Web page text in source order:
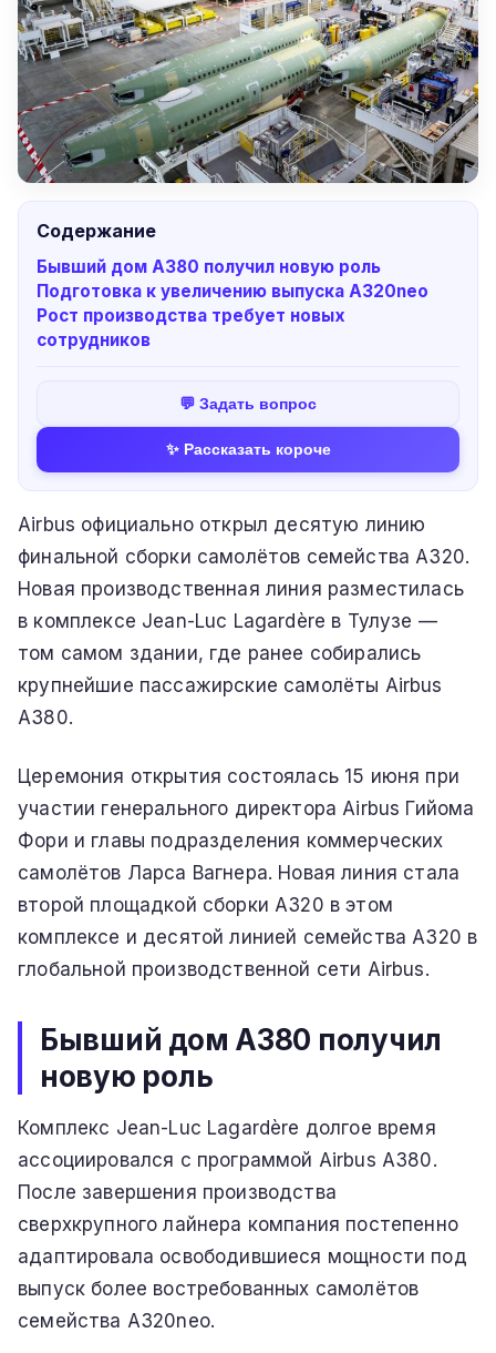
Содержание
Бывший дом A380 получил новую роль
Подготовка к увеличению выпуска A320neo
Рост производства требует новых
сотрудников
💬 Задать вопрос
✨ Рассказать короче
Airbus официально открыл десятую линию
финальной сборки самолётов семейства A320.
Новая производственная линия разместилась
в комплексе Jean-Luc Lagardère в Тулузе —
том самом здании, где ранее собирались
крупнейшие пассажирские самолёты Airbus
A380.
Церемония открытия состоялась 15 июня при
участии генерального директора Airbus Гийома
Фори и главы подразделения коммерческих
самолётов Ларса Вагнера. Новая линия стала
второй площадкой сборки A320 в этом
комплексе и десятой линией семейства A320 в
глобальной производственной сети Airbus.
Бывший дом A380 получил
новую роль
Комплекс Jean-Luc Lagardère долгое время
ассоциировался с программой Airbus A380.
После завершения производства
сверхкрупного лайнера компания постепенно
адаптировала освободившиеся мощности под
выпуск более востребованных самолётов
семейства A320neo.